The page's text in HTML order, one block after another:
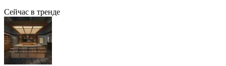
Сейчас в тренде